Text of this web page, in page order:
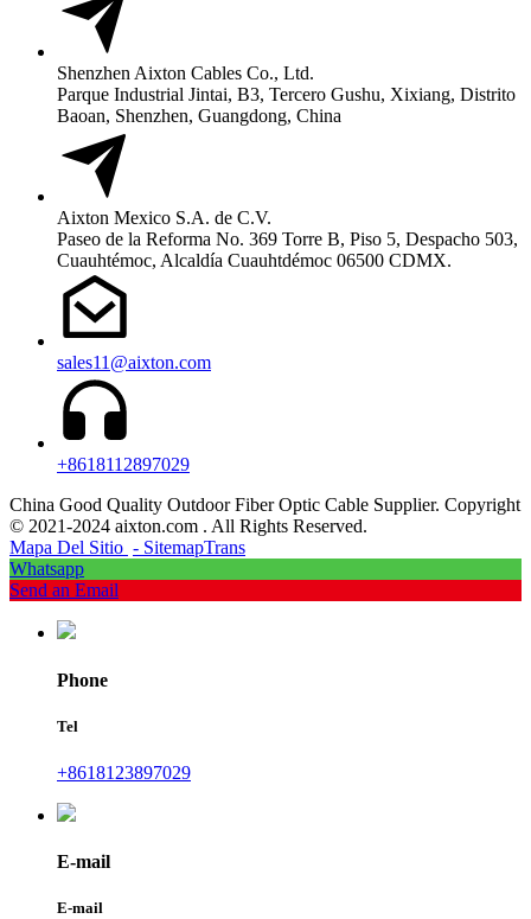
Shenzhen Aixton Cables Co., Ltd.
Parque Industrial Jintai, B3, Tercero Gushu, Xixiang, Distrito
Baoan, Shenzhen, Guangdong, China
Aixton Mexico S.A. de C.V.
Paseo de la Reforma No. 369 Torre B, Piso 5, Despacho 503,
Cuauhtémoc, Alcaldía Cuauhtdémoc 06500 CDMX.
sales11@aixton.com
+8618112897029
China Good Quality Outdoor Fiber Optic Cable Supplier. Copyright
© 2021-2024 aixton.com . All Rights Reserved.
Mapa Del Sitio - SitemapTrans
Whatsapp
Send an Email
Phone
Tel
+8618123897029
E-mail
E-mail